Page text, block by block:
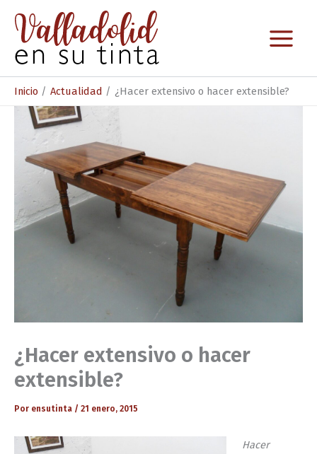
contenido
Inicio Actualidad ¿Hacer extensivo o hacer extensible?
¿Hacer extensivo o hacer
extensible?
Por ensutinta / 21 enero, 2015
Hacer